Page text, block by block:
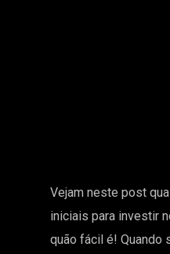
Vejam neste post
iniciais para investir
quão fácil é! Quando